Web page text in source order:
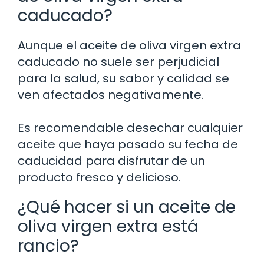
caducado?
Aunque el aceite de oliva virgen extra
caducado no suele ser perjudicial
para la salud, su sabor y calidad se
ven afectados negativamente.
Es recomendable desechar cualquier
aceite que haya pasado su fecha de
caducidad para disfrutar de un
producto fresco y delicioso.
¿Qué hacer si un aceite de
oliva virgen extra está
rancio?